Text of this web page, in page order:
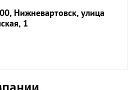
Нижневартовск, улица
1